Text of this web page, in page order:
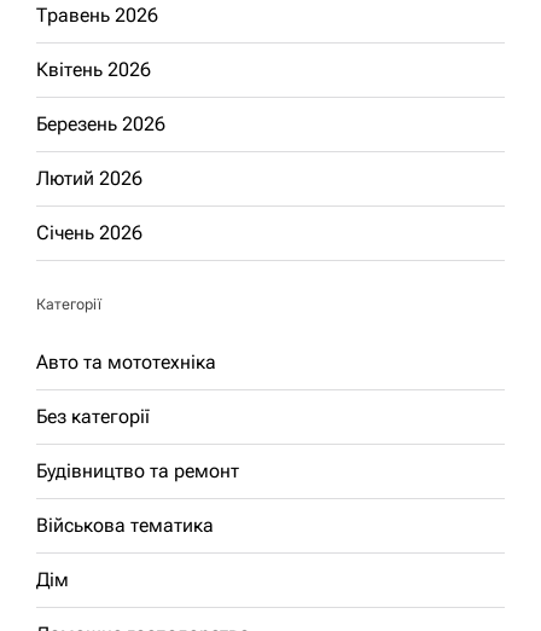
Травень 2026
Квітень 2026
Березень 2026
Лютий 2026
Січень 2026
Категорії
Авто та мототехніка
Без категорії
Будівництво та ремонт
Військова тематика
Дім